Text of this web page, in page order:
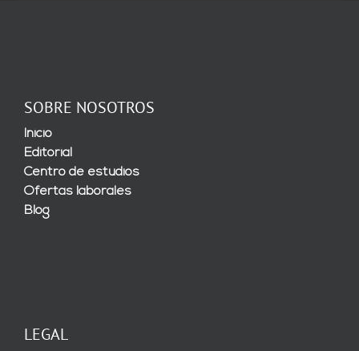
SOBRE NOSOTROS
Inicio
Editorial
Centro de estudios
Ofertas laborales
Blog
LEGAL